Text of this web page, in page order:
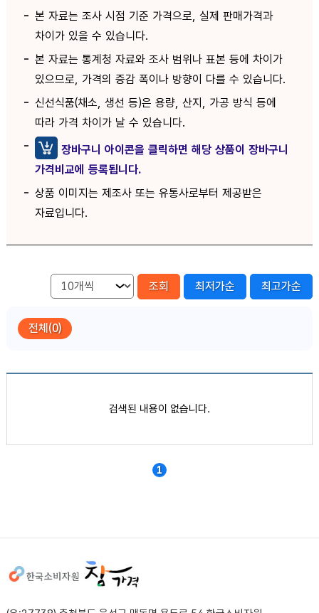
본 자료는 조사 시점 기준 가격으로, 실제 판매가격과
차이가 있을 수 있습니다.
본 자료는 통계청 자료와 조사 범위나 표본 등에 차이가
있으므로, 가격의 증감 폭이나 방향이 다를 수 있습니다.
신선식품(채소, 생선 등)은 용량, 산지, 가공 방식 등에
따라 가격 차이가 날 수 있습니다.
장바구니 아이콘을 클릭하면 해당 상품이 장바구니
가격비교에 등록됩니다.
상품 이미지는 제조사 또는 유통사로부터 제공받은
자료입니다.
조회 최저가순 최고가순
전체(0)
검색된 내용이 없습니다.
1